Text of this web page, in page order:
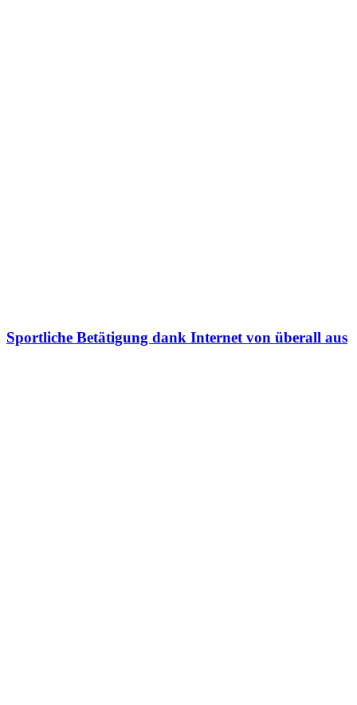
Sportliche Betätigung dank Internet von überall aus